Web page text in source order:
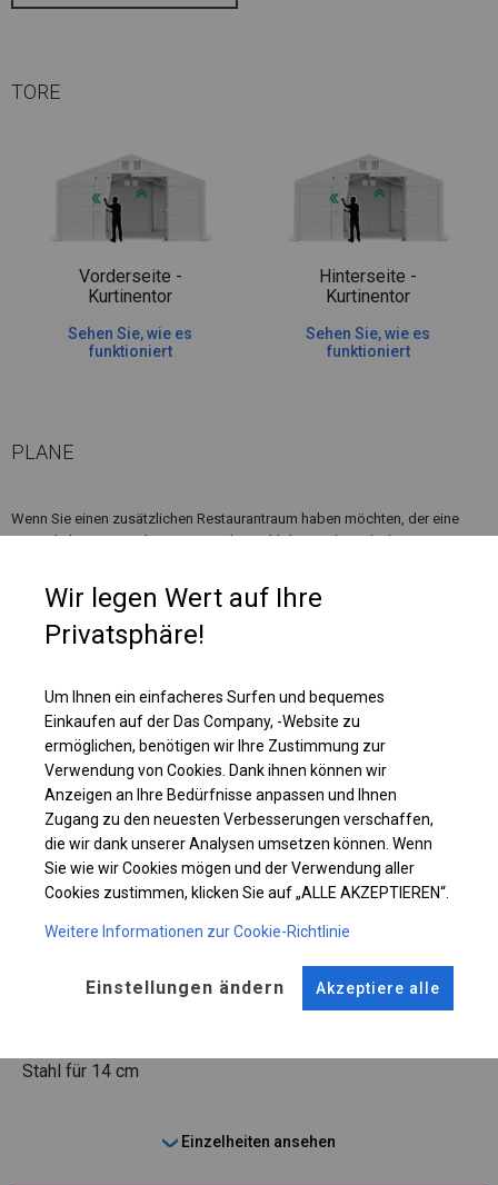
TORE
Vorderseite -
Kurtinentor
Sehen Sie, wie es
funktioniert
Hinterseite -
Kurtinentor
Sehen Sie, wie es
funktioniert
PLANE
Wenn Sie einen zusätzlichen Restaurantraum haben möchten, der eine
zusätzliche Heizung benötigt, ist die Wahl dieser Plane die beste. Im
ihre Funktionen erfüllen.
Plane ändern
KONSTRUKTION
WINTER
Stahl ca.fi 50 mm Stahl ca.fi 54 mm
Stahl für 14 cm
Einzelheiten ansehen
Wir legen Wert auf Ihre
Privatsphäre!
Um Ihnen ein einfacheres Surfen und bequemes
Einkaufen auf der Das Company, -Website zu
ermöglichen, benötigen wir Ihre Zustimmung zur
Verwendung von Cookies. Dank ihnen können wir
Anzeigen an Ihre Bedürfnisse anpassen und Ihnen
Zugang zu den neuesten Verbesserungen verschaffen,
die wir dank unserer Analysen umsetzen können. Wenn
Sie wie wir Cookies mögen und der Verwendung aller
Cookies zustimmen, klicken Sie auf „ALLE AKZEPTIEREN“.
Weitere Informationen zur Cookie-Richtlinie
Einstellungen ändern Akzeptiere alle